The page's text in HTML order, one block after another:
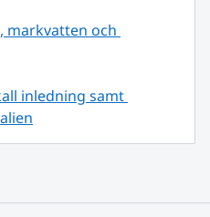
markvatten och
inledning samt